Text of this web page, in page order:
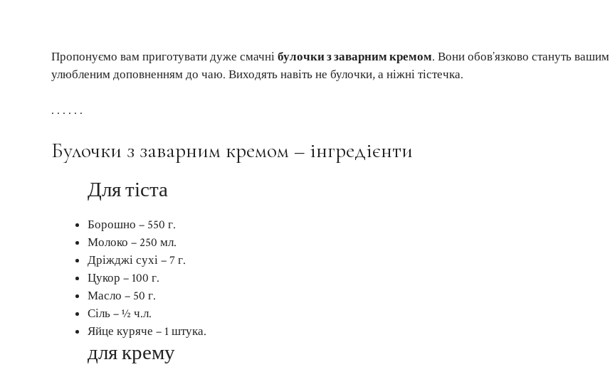
Пропонуємо вам приготувати дуже смачнібулочки з заварним кремом. Вони обов’язково стануть вашим
улюбленим доповненням до чаю. Виходять навіть не булочки, а ніжні тістечка.
. . . . . .
Булочки з заварним кремом – інгредієнти
Для тіста
Борошно – 550 г.
Молоко – 250 мл.
Дріжджі сухі – 7 г.
Цукор – 100 г.
Масло – 50 г.
Сіль – ½ ч.л.
Яйце куряче – 1 штука.
для крему